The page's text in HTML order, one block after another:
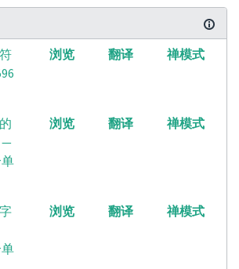
浏览 翻译 禅模式
—
浏览 翻译 禅模式
浏览 翻译 禅模式